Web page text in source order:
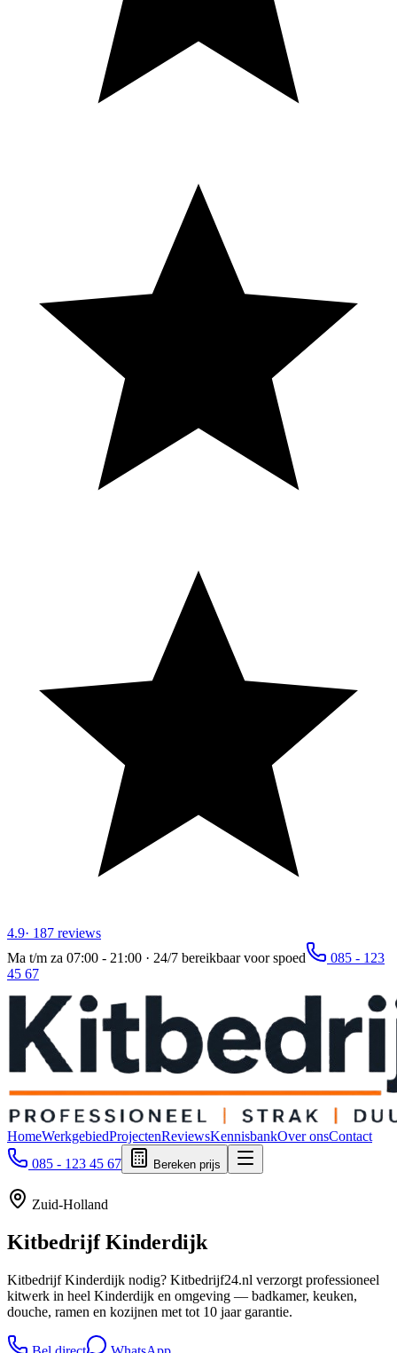
4.9· 187 reviews
Ma t/m za 07:00 - 21:00 · 24/7 bereikbaar voor spoed
085 - 123
45 67
HomeWerkgebiedProjectenReviewsKennisbankOver onsContact
085 - 123 45 67
Bereken prijs
Zuid-Holland
KitbedrijfKinderdijk
Kitbedrijf Kinderdijk nodig? Kitbedrijf24.nl verzorgt professioneel
kitwerk in heel Kinderdijk en omgeving — badkamer, keuken,
douche, ramen en kozijnen met tot 10 jaar garantie.